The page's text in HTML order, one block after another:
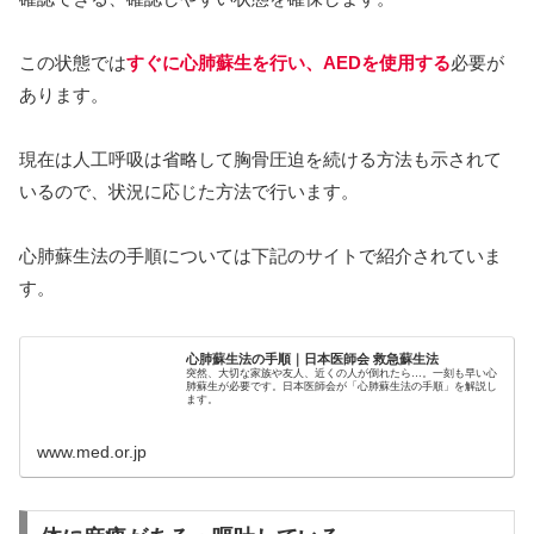
この状態ではすぐに心肺蘇生を行い、AEDを使用する必要が
あります。
現在は人工呼吸は省略して胸骨圧迫を続ける方法も示されて
いるので、状況に応じた方法で行います。
心肺蘇生法の手順については下記のサイトで紹介されていま
す。
心肺蘇生法の手順｜日本医師会 救急蘇生法
突然、大切な家族や友人、近くの人が倒れたら…。一刻も早い心
肺蘇生が必要です。日本医師会が「心肺蘇生法の手順」を解説し
ます。
www.med.or.jp